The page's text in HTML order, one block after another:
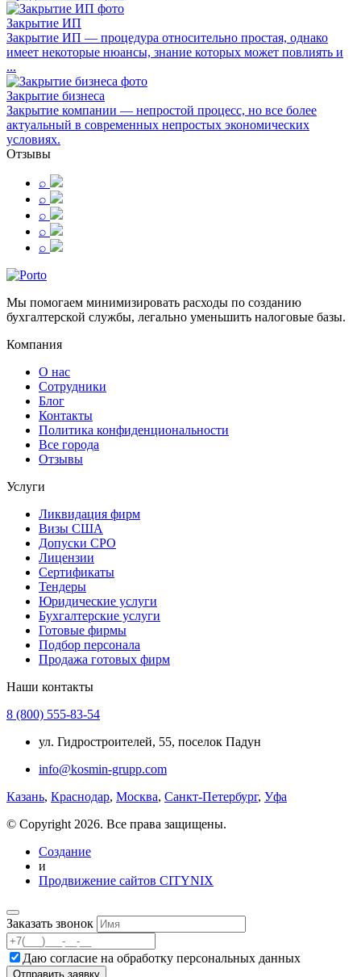
Закрытие ИП
Закрытие ИП — процедура относительно простая, однако
имеет некоторые нюансы, знание которых может повлиять и
...
Закрытие бизнеса
Закрытие компании — непростой процесс, но все более
актуальный в современных непростых экономических
условиях.
Отзывы
⌕
⌕
⌕
⌕
⌕
Мы помогаем минимизировать расходы по созданию
бухгалтерской службы, легально уменьшить налоговые базы.
Компания
О нас
Сотрудники
Блог
Контакты
Политика конфиденциональности
Все города
Отзывы
Услуги
Ликвидация фирм
Визы США
Допуски СРО
Лицензии
Сертификаты
Тендеры
Юридические услуги
Бухгалтерские услуги
Готовые фирмы
Подбор персонала
Продажа готовых фирм
Наши контакты
8 (800) 555-83-54
ул. Гидростроителей, 55, поселок Падун
info@kosmin-grupp.com
Казань, Краснодар, Москва, Санкт-Петербург, Уфа
© Copyright 2026. Все права защищены.
Создание
и
Продвижение сайтов CITYNIX
Заказать звонок
Даю согласие на обработку персональных данных